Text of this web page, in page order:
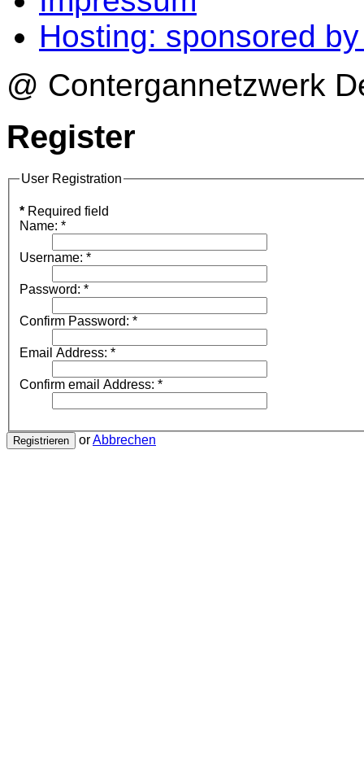
Hosting: sponsored
@ Contergannetzwerk
Register
User Registration
* Required field
Name: *
Username: *
Password: *
Confirm Password: *
Email Address: *
Confirm email Address: *
Registrieren orAbbrechen